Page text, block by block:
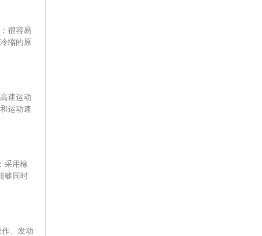
壶等
却之
室彻底
要直接
很容易
缩的原
裂。加
量在发
速运动
运动速
生的阻
这个原
动机、
擎盖强
护车辆
采用橡
够同时
老化。
伤害，
。
。发动